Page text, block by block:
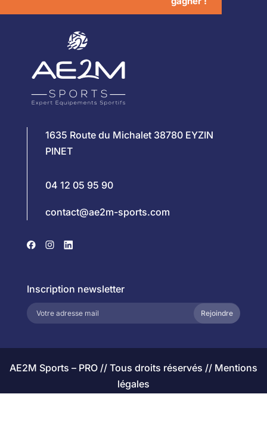
1635 Route du Michalet 38780 EYZIN
PINET
04 12 05 95 90
contact@ae2m-sports.com
Inscription newsletter
Rejoindre
AE2M Sports – PRO // Tous droits réservés // Mentions
légales